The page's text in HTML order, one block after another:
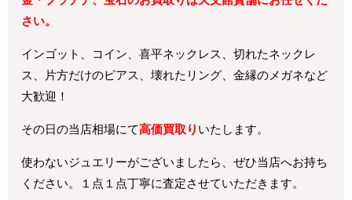
さい。
インゴット、コイン、喜平ネックレス、切れたネックレ
ス、片方だけのピアス、壊れたリング、金縁のメガネなど
大歓迎！
その日の当店相場にて高価買取り いたします。
使わないジュエリーがございましたら、ぜひ当店へお持ち
ください。１点１点丁寧に査定させていただきます。